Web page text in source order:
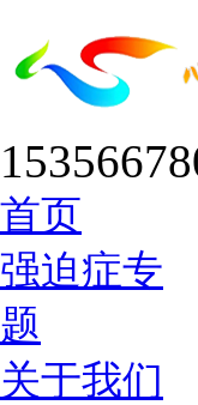
首页
强迫症专
题
关于我们